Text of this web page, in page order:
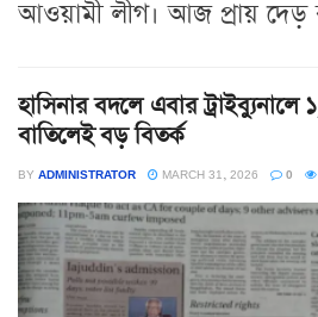
আওয়ামী লীগ। আজ প্রায় দেড়
হাসিনার বদলে এবার
বাতিলেই বড় বিতর্ক
BY ADMINISTRATOR MARCH 31, 2026 0